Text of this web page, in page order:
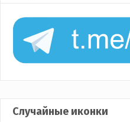
Случайные иконки